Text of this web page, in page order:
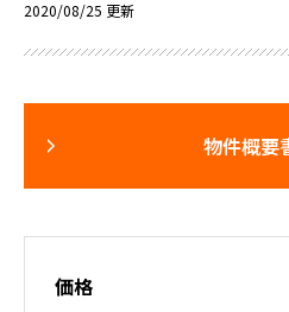
2020/08/25 更新
物件概要
価格